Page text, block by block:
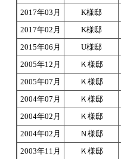
2017年03月
K様邸
2017年02月
K様邸
2015年06月
U様邸
2005年12月
Ｋ様邸
2005年07月
Ｋ様邸
2004年07月
Ｋ様邸
2004年02月
Ｋ様邸
2004年02月
Ｎ様邸
2003年11月
Ｋ様邸